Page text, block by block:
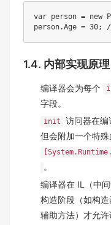
var person = new
1.4. 内部实现原理
编译器会为每个
字段。
init 访问器在编
但会附加一个特
。
编译器在 IL（中
构造阶段（如构造
辅助方法）才允